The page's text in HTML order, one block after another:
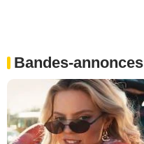
Bandes-annonces